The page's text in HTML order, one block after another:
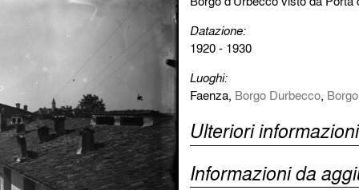
Datazione:
1920 - 1930
Luoghi:
Faenza, Borgo Durbecco,
Ulteriori informazioni
Informazioni da